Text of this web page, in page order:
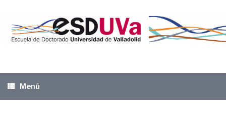
contenido
Menú